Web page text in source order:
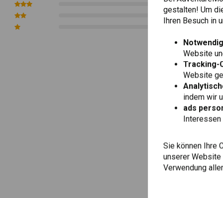
0
gestalten! Um
Ihren Besuch in
Website
Tracking-
Website
indem wir
ads
Interessen
Sie können Ihre
unserer Website
Verwendung